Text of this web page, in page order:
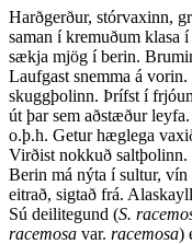
Harðgerður, stórvaxinn,
saman í kremuðum klasa
sækja mjög í berin.
Laufgast snemma á
skuggþolinn. Þrífst í
út þar sem aðstæður
o.þ.h. Getur hæglega
Virðist nokkuð
Berin má nýta í sultur,
eitrað, sigtað frá.
Sú deilitegund (S.
racemosa var. racemosa)